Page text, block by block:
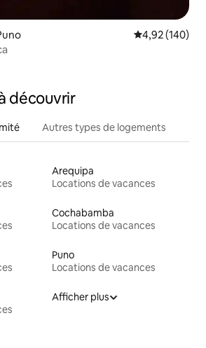
Évaluation
4,92 (140)
découvrir
Autres types de logements
Arequipa
Locations de vacances
Cochabamba
Locations de vacances
Puno
Locations de vacances
Afficher plus